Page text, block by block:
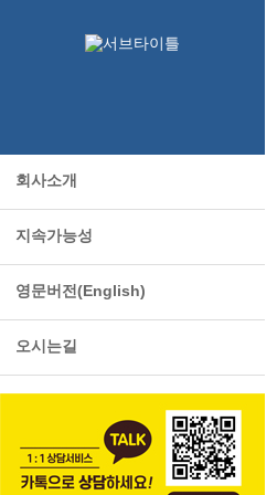
회사소개
지속가능성
영문버전(English)
오시는길